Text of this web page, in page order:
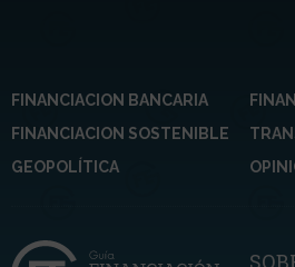
FINANCIACION BANCARIA
FINANCIACION SOSTENIBLE
GEOPOLÍTICA